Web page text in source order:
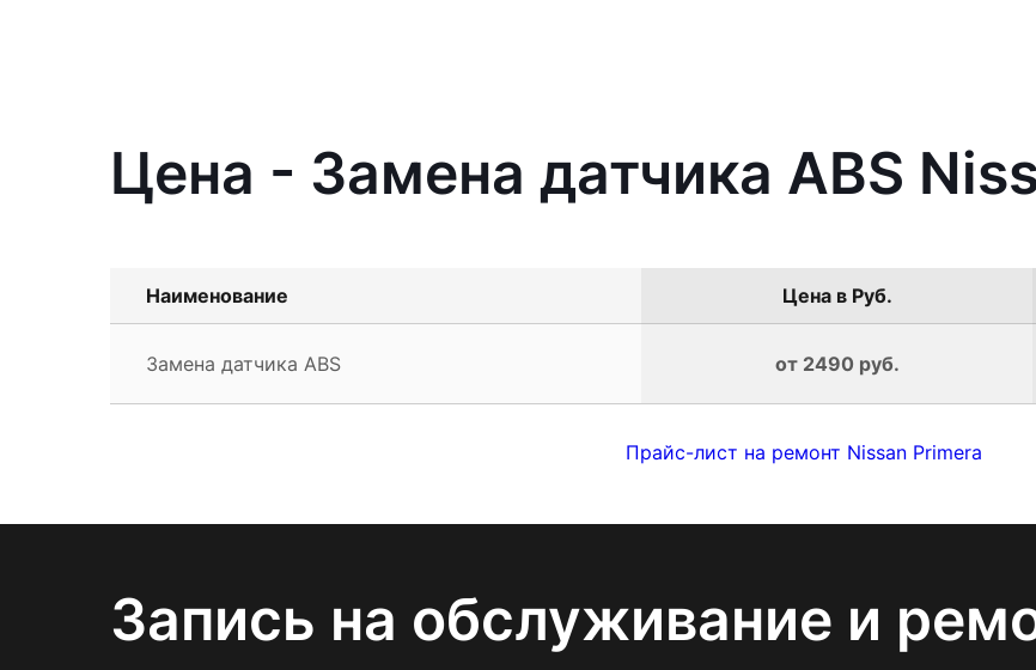
Цена - Замена датчика ABS
Наименование Цена в Руб.
Замена датчика ABS от 2490 руб.
Прайс-лист на ремонт Nissan Primera
Запись на обслуживание и